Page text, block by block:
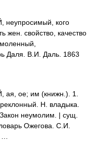
кого
жен. свойство, качество
Даля. В.И. Даль. 1863
ое; им (книжн.). 1.
Н. владыка.
неумолим. | сущ.
Ожегова. С.И.